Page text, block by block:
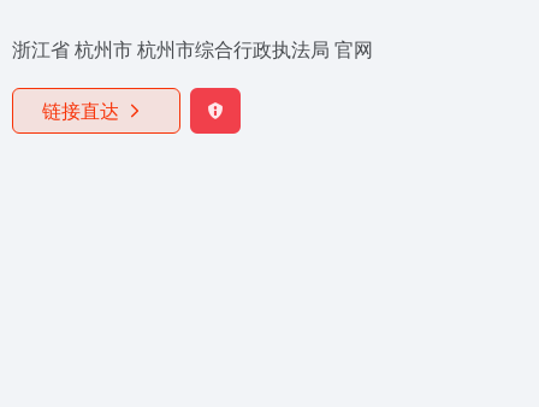
浙江省 杭州市 杭州市综合行政执法局 官网
链接直达